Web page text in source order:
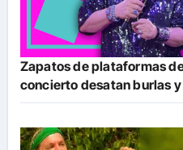
Zapatos de plataformas
concierto desatan burlas